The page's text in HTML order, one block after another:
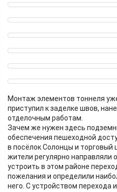
Монтаж элементов тоннеля
приступил к заделке швов,
отделочным работам.
Зачем же нужен здесь
обеспечения пешеходной
в посёлок Солонцы и
жители регулярно направляли
устроить в этом районе
пожелания и определили
него. С устройством перехода